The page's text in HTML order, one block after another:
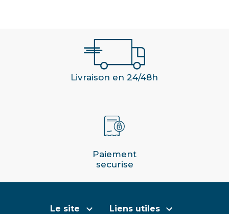
Livraison en 24/48h
Paiement
securise
Le site  Liens utiles 